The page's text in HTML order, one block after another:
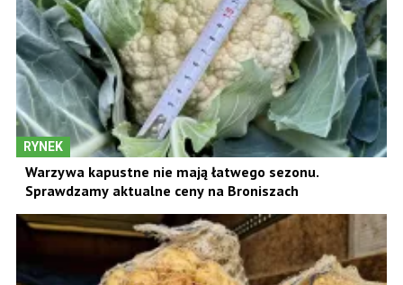
RYNEK
Warzywa kapustne nie mają łatwego sezonu.
Sprawdzamy aktualne ceny na Broniszach